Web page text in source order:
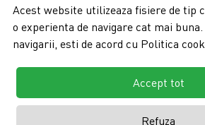
Categorii
Contact
Formular retur
Acest website utilizeaza fisiere de tip
o experienta de navigare cat mai
navigarii, esti de acord cu Politica
Accept tot
Refuza